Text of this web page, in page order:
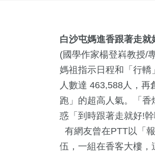
白沙屯媽進香跟著走
(國學作家楊登嵙教授/
媽祖指示日程和「行轎
人數達 463,588人，
跑」的超高人氣。「
惑「到時跟著走就好!幹
有網友曾在PTT以「
伍，一組在香客大樓，